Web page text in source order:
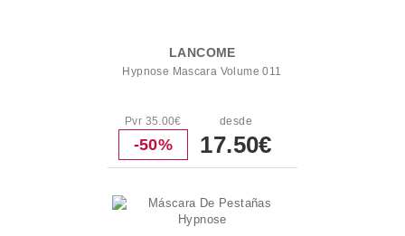
LANCOME
Hypnose Mascara Volume 011
Pvr 35.00€
-50%
desde
17.50€